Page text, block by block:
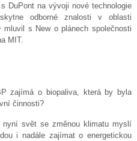
DuPont na vývoji nové technologie
odborné znalosti v oblasti
mluvil s New o plánech společnosti
MIT.
zajímá o biopaliva, která by byla
činnosti?
svět se změnou klimatu myslí
i nadále zajímat o energetickou